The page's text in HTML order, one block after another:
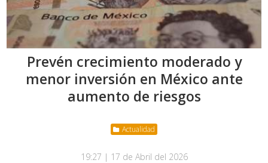
Prevén crecimiento moderado y
menor inversión en México ante
aumento de riesgos
Actualidad
19:27 | 17 de Abril del 2026